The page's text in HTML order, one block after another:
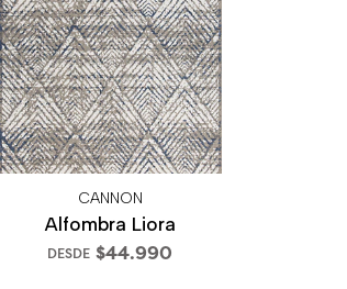
CANNON
Alfombra Liora
DESDE $44.990